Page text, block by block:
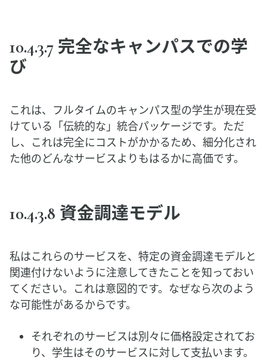
10.4.3.7 完全なキャンパスでの学
び
これは、フルタイムのキャンパス型の学生が現在受
けている「伝統的な」統合パッケージです。ただ
し、これは完全にコストがかかるため、細分化され
た他のどんなサービスよりもはるかに高価です。
10.4.3.8 資金調達モデル
私はこれらのサービスを、特定の資金調達モデルと
関連付けないように注意してきたことを知っておい
てください。これは意図的です。なぜなら次のよう
な可能性があるからです。
それぞれのサービスは別々に価格設定されてお
り、学生はそのサービスに対して支払います。